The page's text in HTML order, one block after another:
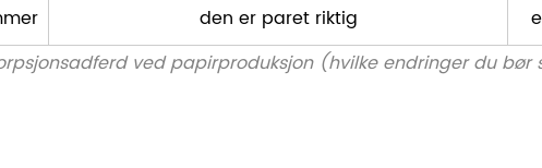
ved papirproduksjon (hvilke endringer du bør
den er paret riktig